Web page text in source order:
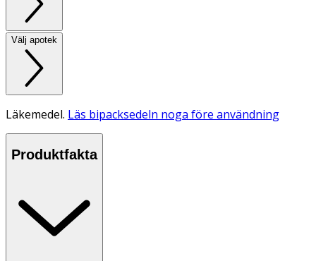
Välj apotek
Läkemedel. Läs bipacksedeln noga före användning
Produktfakta